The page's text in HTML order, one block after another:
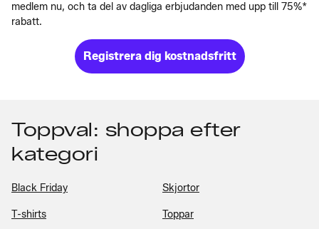
medlem nu, och ta del av dagliga erbjudanden med upp till 75%*
rabatt.
Registrera dig kostnadsfritt
Toppval: shoppa efter
kategori
Black Friday Skjortor
T-shirts Toppar